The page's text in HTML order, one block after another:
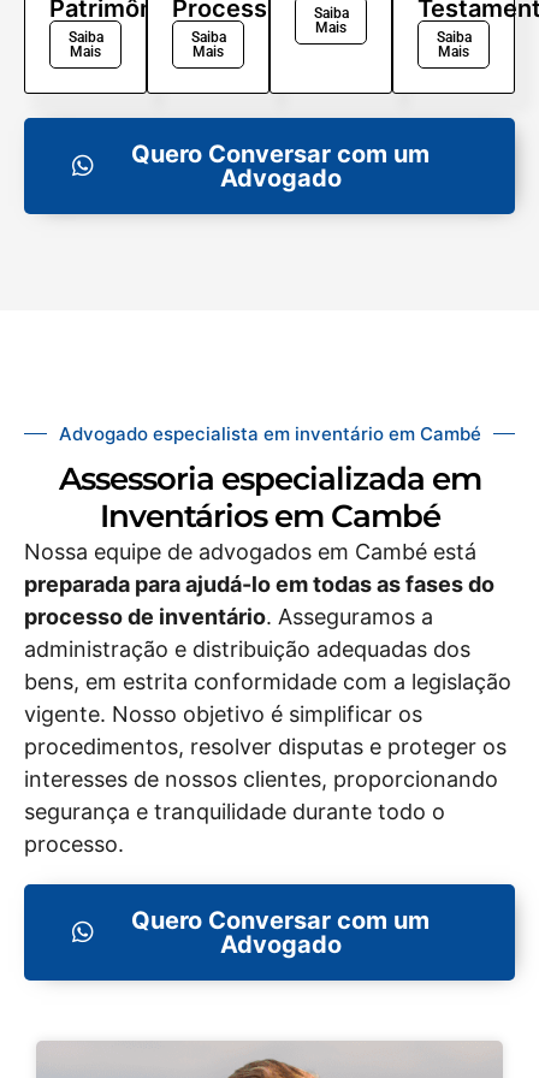
Patrimônio
Saiba
Mais
Processo
Saiba
Mais
Saiba
Mais
Saiba
Mais
Quero Conversar com um
Advogado
Advogado especialista em inventário em Cambé
Assessoria especializada em
Inventários em Cambé
Nossa equipe de advogados em Cambé está
preparada para ajudá-lo em todas as fases do
processo de inventário. Asseguramos a
administração e distribuição adequadas dos
bens, em estrita conformidade com a legislação
vigente. Nosso objetivo é simplificar os
procedimentos, resolver disputas e proteger os
interesses de nossos clientes, proporcionando
segurança e tranquilidade durante todo o
processo.
Quero Conversar com um
Advogado